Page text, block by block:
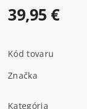
39,95 €
Kód tovaru
Značka
Kategória